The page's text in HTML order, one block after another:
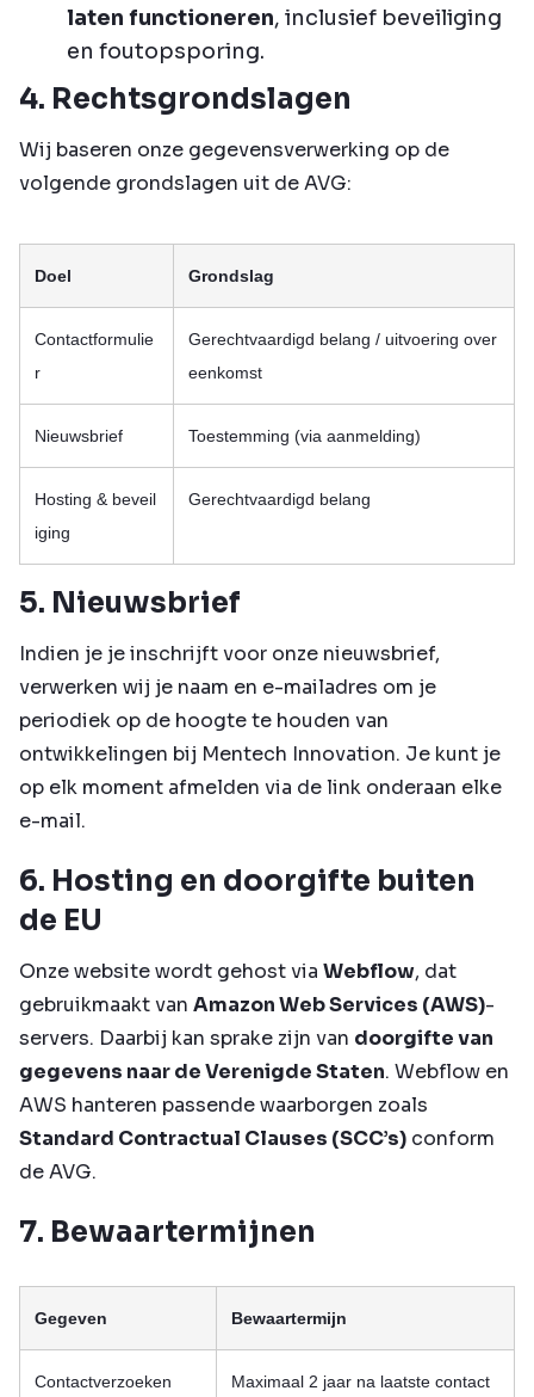
laten functioneren, inclusief beveiliging
en foutopsporing.
4. Rechtsgrondslagen
Wij baseren onze gegevensverwerking op de
volgende grondslagen uit de AVG:
Doel Grondslag
Contactformulie
r
Gerechtvaardigd belang / uitvoering over
eenkomst
Nieuwsbrief Toestemming (via aanmelding)
Hosting & beveil
iging
Gerechtvaardigd belang
5. Nieuwsbrief
Indien je je inschrijft voor onze nieuwsbrief,
verwerken wij je naam en e-mailadres om je
periodiek op de hoogte te houden van
ontwikkelingen bij Mentech Innovation. Je kunt je
op elk moment afmelden via de link onderaan elke
e-mail.
6. Hosting en doorgifte buiten
de EU
Onze website wordt gehost via Webflow, dat
gebruikmaakt van Amazon Web Services (AWS)-
servers. Daarbij kan sprake zijn van doorgifte van
gegevens naar de Verenigde Staten. Webflow en
AWS hanteren passende waarborgen zoals
Standard Contractual Clauses (SCC’s) conform
de AVG.
7. Bewaartermijnen
Gegeven Bewaartermijn
Contactverzoeken Maximaal 2 jaar na laatste contact